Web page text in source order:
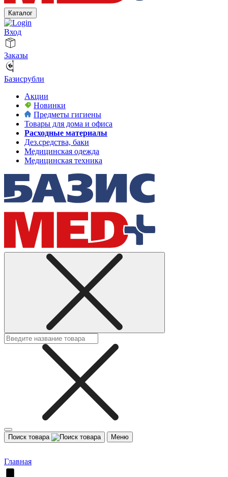
Каталог
Вход
Заказы
Базисрубли
Акции
Новинки
Предметы гигиены
Товары для дома и офиса
Расходные материалы
Дез.средства, баки
Медицинская одежда
Медицинская техника
Поиск товара Меню
Главная